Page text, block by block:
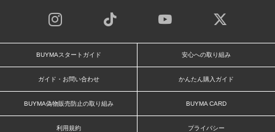
BUYMAスタートガイド 安心への取り組み
ガイド・お問い合わせ かんたん購入ガイド
BUYMA偽物販売防止の取り組み BUYMA CARD
利用規約 プライバシー